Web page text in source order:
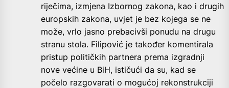
riječima, izmjena Izbornog zakona, kao i drugih
europskih zakona, uvjet je bez kojega se ne
može, vrlo jasno prebacivši ponudu na drugu
stranu stola. Filipović je također komentirala
pristup političkih partnera prema izgradnji
nove većine u BiH, ističući da su, kad se
počelo razgovarati o mogućoj rekonstrukciji